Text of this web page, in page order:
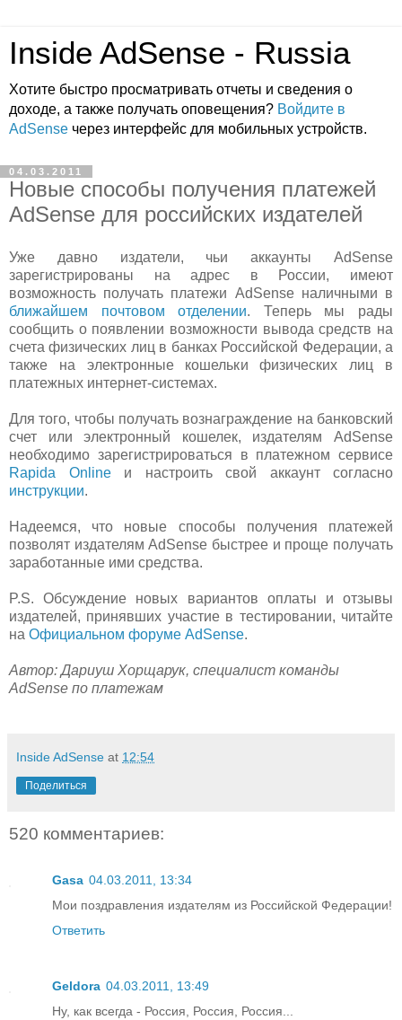
Inside AdSense - Russia
Хотите быстро просматривать отчеты и сведения о
доходе, а также получать оповещения? Войдите в
AdSense через интерфейс для мобильных устройств.
04.03.2011
Новые способы получения платежей
AdSense для российских издателей
Уже давно издатели, чьи аккаунты AdSense
зарегистрированы на адрес в России, имеют
возможность получать платежи AdSense наличными в
ближайшем почтовом отделении. Теперь мы рады
сообщить о появлении возможности вывода средств на
счета физических лиц в банках Российской Федерации, а
также на электронные кошельки физических лиц в
платежных интернет-системах.
Для того, чтобы получать вознаграждение на банковский
счет или электронный кошелек, издателям AdSense
необходимо зарегистрироваться в платежном сервисе
Rapida Onlineи настроить свой аккаунт согласно
инструкции.
Надеемся, что новые способы получения платежей
позволят издателям AdSense быстрее и проще получать
заработанные ими средства.
P.S. Обсуждение новых вариантов оплаты и отзывы
издателей, принявших участие в тестировании, читайте
на Официальном форуме AdSense.
Автор: Дариуш Хорщарук, специалист команды
AdSense по платежам
Inside AdSense at 12:54
Поделиться
520 комментариев:
Gasa 04.03.2011, 13:34
Мои поздравления издателям из Российской Федерации!
Ответить
Geldora 04.03.2011, 13:49
Ну, как всегда - Россия, Россия, Россия...